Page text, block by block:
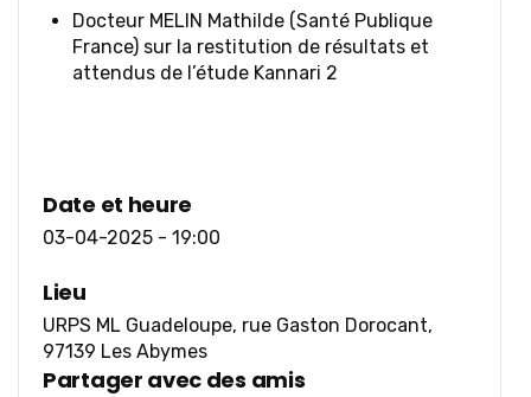
Docteur MELIN Mathilde (Santé Publique
France) sur la restitution de résultats et
attendus de l’étude Kannari 2
Date et heure
03-04-2025 - 19:00
Lieu
URPS ML Guadeloupe, rue Gaston Dorocant,
97139 Les Abymes
Partager avec des amis